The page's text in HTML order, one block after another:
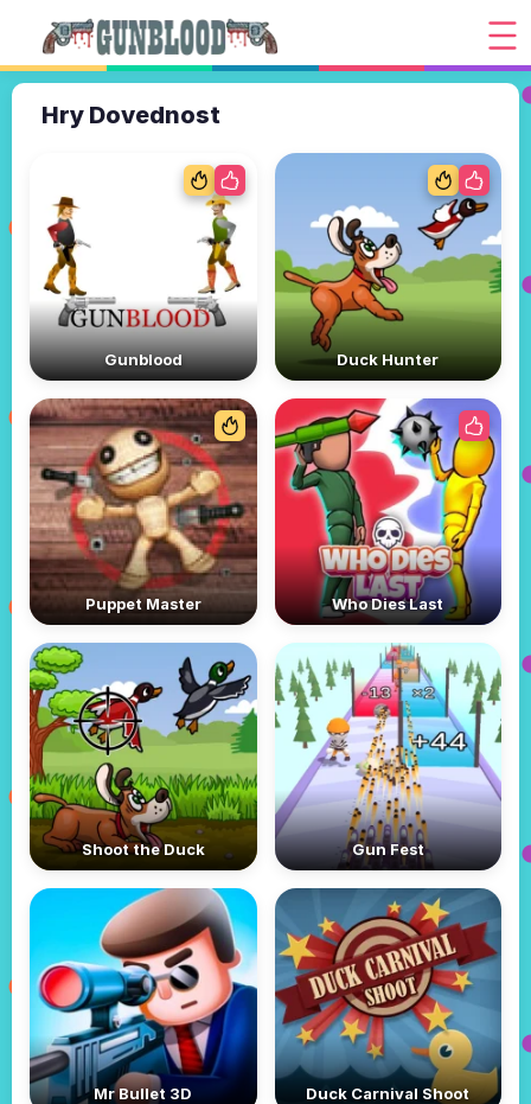
Hry Dovednost
Gunblood Duck Hunter
Puppet Master Who Dies Last
Shoot the Duck Gun Fest
Mr Bullet 3D Duck Carnival Shoot